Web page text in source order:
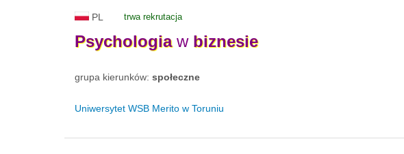
PL trwa rekrutacja
Psychologiaw biznesie
grupa kierunków: społeczne
Uniwersytet WSB Merito w Toruniu